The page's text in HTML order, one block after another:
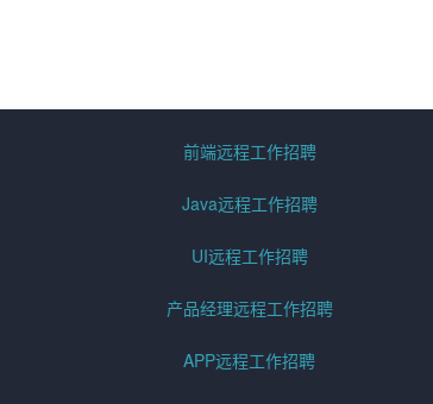
前端远程工作招聘
Java远程工作招聘
UI远程工作招聘
产品经理远程工作招聘
APP远程工作招聘